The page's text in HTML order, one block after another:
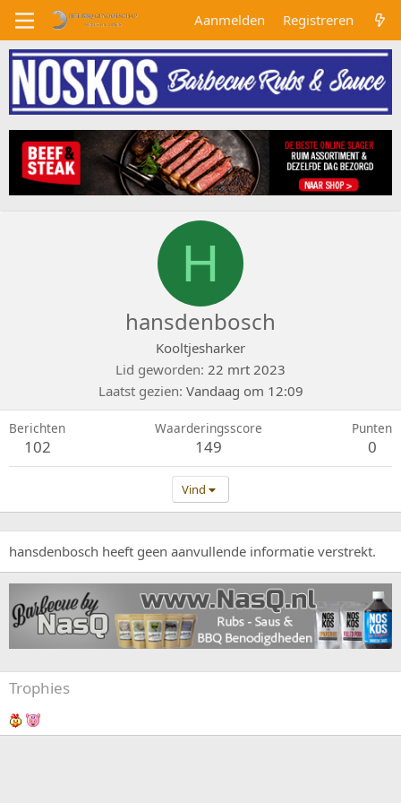
Aanmelden Registreren
H
hansdenbosch
Kooltjesharker
Lid geworden 22 mrt 2023
Laatst gezien Vandaag om 12:09
Berichten
102
Waarderingsscore
149
Punten
0
Vind
hansdenbosch heeft geen aanvullende informatie verstrekt.
Trophies